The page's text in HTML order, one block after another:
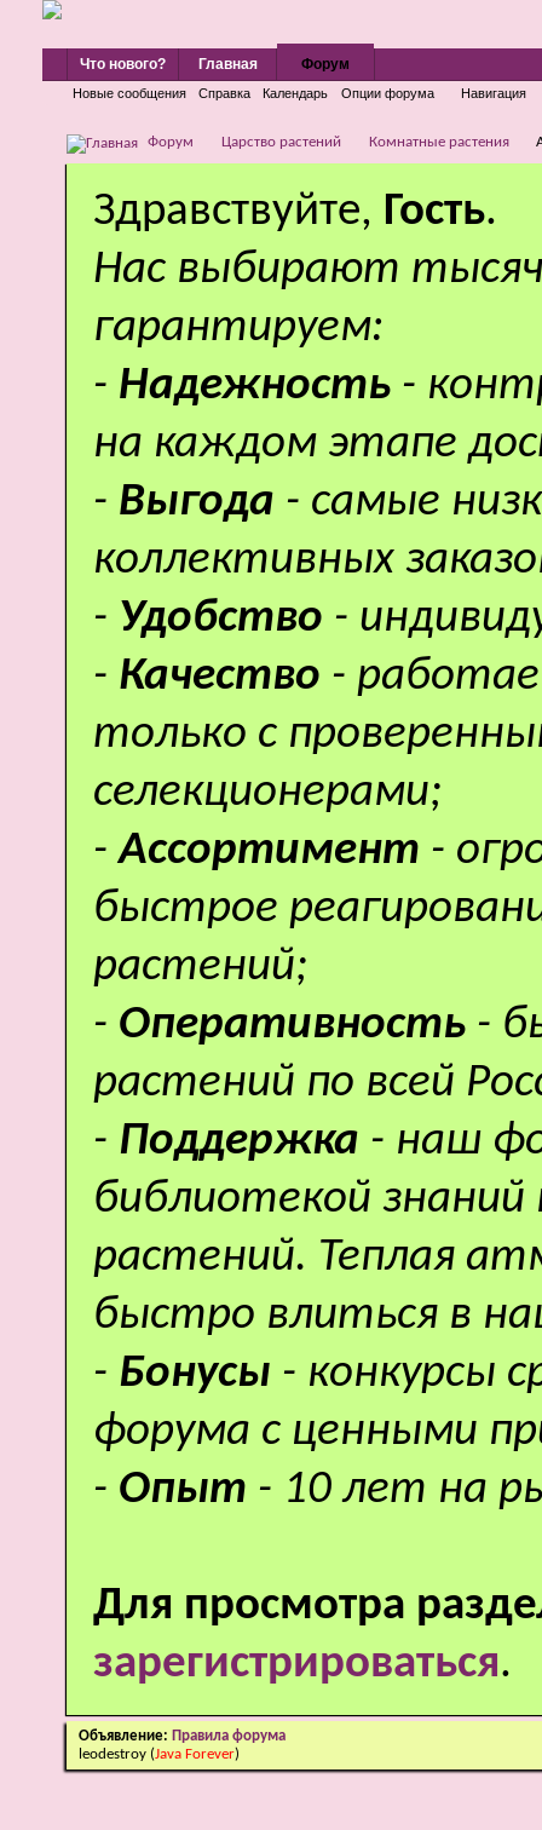
Что нового? Главная Форум
Новые сообщения Справка Календарь Опции форума Навигация
Форум Царство растений Комнатные растения
Здравствуйте, Гость.
Нас выбирают
гарантируем:
- Надежность -
на каждом этапе
- Выгода - самые
коллективных
- Удобство -
- Качество -
только с
селекционерами;
-Ассортимент -
быстрое
растений;
- Оперативность -
растений по всей
- Поддержка - наш
библиотекой
растений. Теплая
быстро влиться в
- Бонусы - конкурсы
форума с ценными
- Опыт - 10 лет на
Для просмотра
зарегистрироваться.
Объявление: Правила форума
leodestroy (Java Forever)